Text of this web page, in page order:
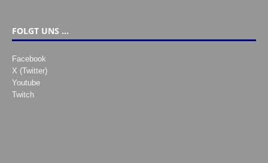
FOLGT UNS …
Facebook
X (Twitter)
Youtube
Twitch